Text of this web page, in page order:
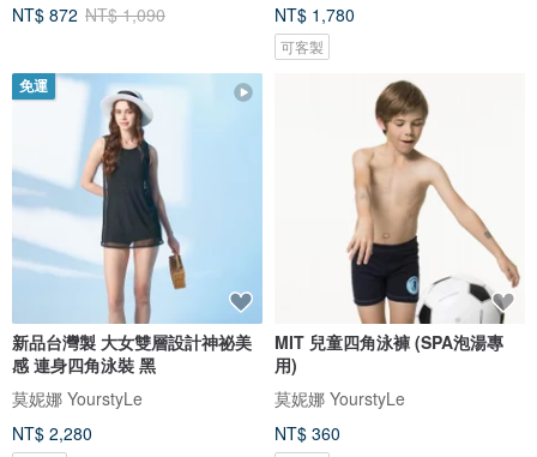
NT$ 872 NT$ 1,090
NT$ 1,780
可客製
免運
新品台灣製 大女雙層設計神祕美
感 連身四角泳裝 黑
莫妮娜 YourstyLe
NT$ 2,280
MIT 兒童四角泳褲 (SPA泡湯專
用)
莫妮娜 YourstyLe
NT$ 360